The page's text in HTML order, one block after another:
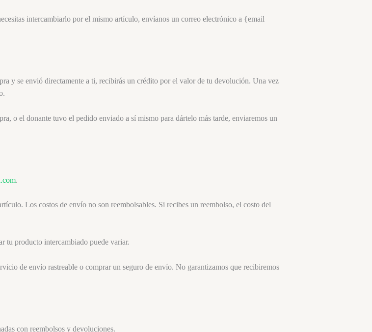
intercambiarlo por el mismo artículo, envíanos un correo electrónico a {email
y se envió directamente a ti, recibirás un crédito por el valor de tu devolución. Una vez
o el donante tuvo el pedido enviado a sí mismo para dártelo más tarde, enviaremos un
.
Los costos de envío no son reembolsables. Si recibes un reembolso, el costo del
tu producto intercambiado puede variar.
de envío rastreable o comprar un seguro de envío. No garantizamos que recibiremos
con reembolsos y devoluciones.